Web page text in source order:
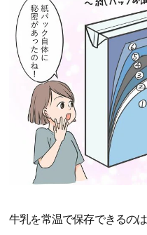
牛乳を常温で保存できるの